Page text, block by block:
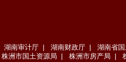
湖南审计厅 | 湖南财政厅 |
湖南省
株洲市国土资源局
| 株洲市房产局 |